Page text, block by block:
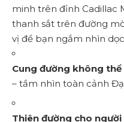
minh trên đỉnh Cadillac
thanh sắt trên đường
vị để bạn ngắm nhìn
Cung đường không thể
– tầm nhìn toàn cảnh
Thiên đường cho người